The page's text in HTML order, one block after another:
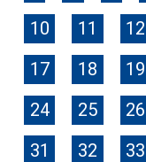
10
11 12
17
18 19
24
25 26
31
32 33